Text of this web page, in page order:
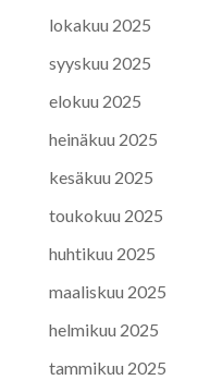
lokakuu 2025
syyskuu 2025
elokuu 2025
heinäkuu 2025
kesäkuu 2025
toukokuu 2025
huhtikuu 2025
maaliskuu 2025
helmikuu 2025
tammikuu 2025